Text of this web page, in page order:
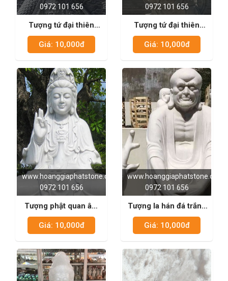
0972 101 656
Tượng tứ đại thiên
vương đá xanh đen 02
Giá: 10,000đ
0972 101 656
Tượng tứ đại thiên
vương đá xanh đen 04
Giá: 10,000đ
www.hoanggiaphatstone.com
0972 101 656
Tượng phật quan âm
đá trắng sữa 01
Giá: 10,000đ
www.hoanggiaphatstone.com
0972 101 656
Tượng la hán đá trắng
sữa 02
Giá: 10,000đ